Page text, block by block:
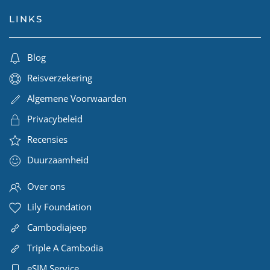
LINKS
Blog
Reisverzekering
Algemene Voorwaarden
Privacybeleid
Recensies
Duurzaamheid
Over ons
Lily Foundation
Cambodiajeep
Triple A Cambodia